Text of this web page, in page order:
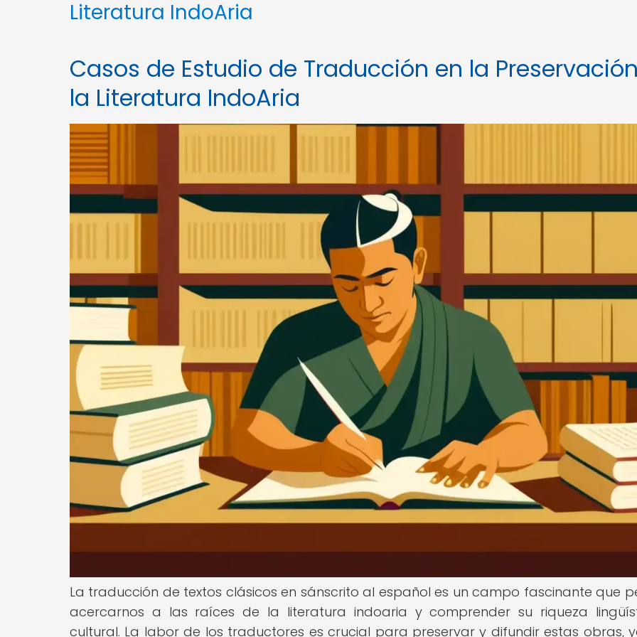
Literatura IndoAria
Casos de Estudio de Traducción en la
la Literatura IndoAria
La traducción de textos clásicos en sánscrito al español es un campo fascinante que
acercarnos a las raíces de la literatura indoaria y comprender su riqueza
cultural. La labor de los traductores es crucial para preservar y difundir estas obras,